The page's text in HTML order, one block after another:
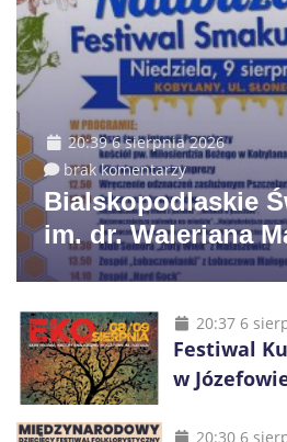
20:39 6 sierpnia 2026
brak komentarzy
Bialskopodlaskie
im. dr. Waleriana
20:37 6
Festiwal
w
20:30 6